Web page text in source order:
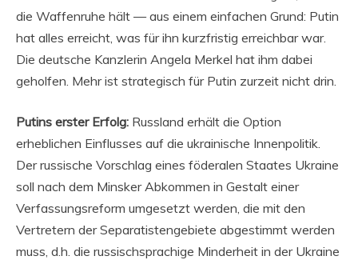
die Waffenruhe hält — aus einem einfachen Grund: Putin
hat alles erreicht, was für ihn kurzfristig erreichbar war.
Die deutsche Kanzlerin Angela Merkel hat ihm dabei
geholfen. Mehr ist strategisch für Putin zurzeit nicht drin.
Putins erster Erfolg: Russland erhält die Option
erheblichen Einflusses auf die ukrainische Innenpolitik.
Der russische Vorschlag eines föderalen Staates Ukraine
soll nach dem Minsker Abkommen in Gestalt einer
Verfassungsreform umgesetzt werden, die mit den
Vertretern der Separatistengebiete abgestimmt werden
muss, d.h. die russischsprachige Minderheit in der Ukraine